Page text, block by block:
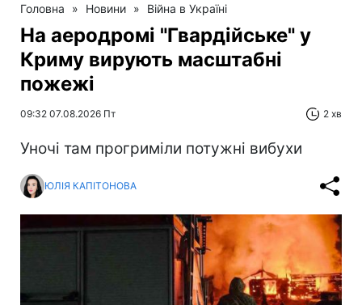
Головна » Новини » Війна в Україні
На аеродромі "Гвардійське" у
Криму вирують масштабні
пожежі
09:32 07.08.2026 Пт 2 хв
Уночі там прогриміли потужні вибухи
ЮЛІЯ КАПІТОНОВА